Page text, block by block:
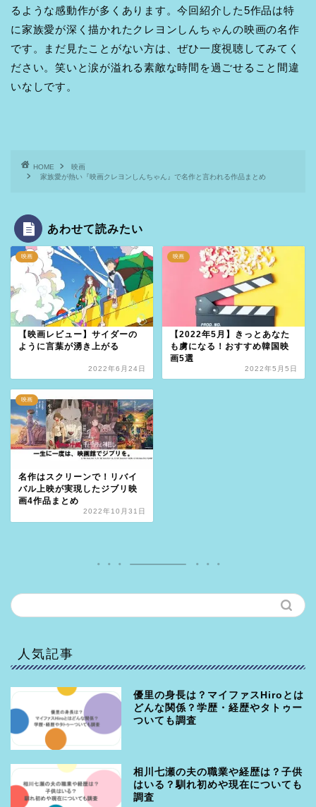
るような感動作が多くあります。今回紹介した5作品は特
に家族愛が深く描かれたクレヨンしんちゃんの映画の名作
です。まだ見たことがない方は、ぜひ一度視聴してみてく
ださい。笑いと涙が溢れる素敵な時間を過ごせること間違
いなしです。
HOME
映画
家族愛が熱い『映画クレヨンしんちゃん』で名作と言われる作品まとめ
あわせて読みたい
映画
【映画レビュー】サイダーの
ように言葉が湧き上がる
2022年6月24日
映画
【2022年5月】きっとあなた
も虜になる！おすすめ韓国映
画5選
2022年5月5日
映画
名作はスクリーンで！リバイ
バル上映が実現したジブリ映
画4作品まとめ
2022年10月31日
人気記事
優里の身長は？マイファスHiroとは
どんな関係？学歴・経歴やタトゥー
ついても調査
相川七瀬の夫の職業や経歴は？子供
はいる？馴れ初めや現在についても
調査